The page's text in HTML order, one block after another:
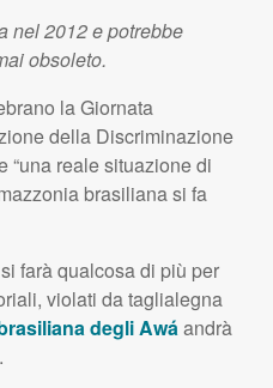
nel 2012 e potrebbe
obsoleto.
la Giornata
della Discriminazione
“una reale situazione di
brasiliana si fa
farà qualcosa di più per
violati da taglialegna
degli Awáandrà